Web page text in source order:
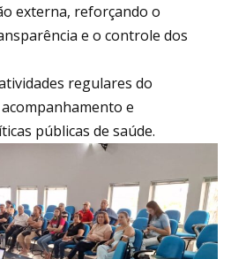
externa, reforçando o
e o controle dos
regulares do
e
públicas de saúde.